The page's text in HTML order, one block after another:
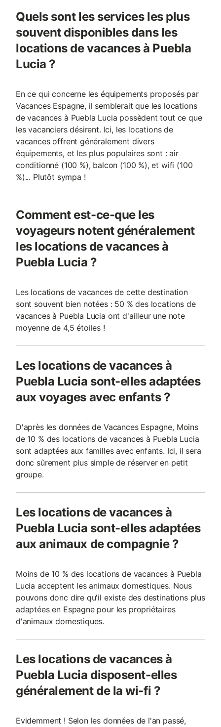
Quels sont les services les plus
souvent disponibles dans les
locations de vacances à Puebla
Lucia ?
En ce qui concerne les équipements proposés par
Vacances Espagne, il semblerait que les locations
de vacances à Puebla Lucia possèdent tout ce que
les vacanciers désirent. Ici, les locations de
vacances offrent généralement divers
équipements, et les plus populaires sont : air
conditionné (100 %), balcon (100 %), et wifi (100
%)... Plutôt sympa !
Comment est-ce-que les
voyageurs notent généralement
les locations de vacances à
Puebla Lucia ?
Les locations de vacances de cette destination
sont souvent bien notées : 50 % des locations de
vacances à Puebla Lucia ont d'ailleur une note
moyenne de 4,5 étoiles !
Les locations de vacances à
Puebla Lucia sont-elles adaptées
aux voyages avec enfants ?
D'après les données de Vacances Espagne, Moins
de 10 % des locations de vacances à Puebla Lucia
sont adaptées aux familles avec enfants. Ici, il sera
donc sûrement plus simple de réserver en petit
groupe.
Les locations de vacances à
Puebla Lucia sont-elles adaptées
aux animaux de compagnie ?
Moins de 10 % des locations de vacances à Puebla
Lucia acceptent les animaux domestiques. Nous
pouvons donc dire qu'il existe des destinations plus
adaptées en Espagne pour les propriétaires
d'animaux domestiques.
Les locations de vacances à
Puebla Lucia disposent-elles
généralement de la wi-fi ?
Evidemment ! Selon les données de l'an passé,